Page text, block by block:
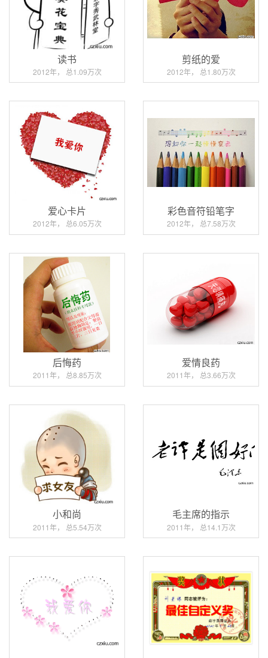
读书
2012年， 总1.09万次
剪纸的爱
2012年， 总1.80万次
爱心卡片
2012年， 总6.05万次
彩色音符铅笔字
2012年， 总7.58万次
后悔药
2011年， 总8.85万次
爱情良药
2011年， 总3.66万次
小和尚
2011年， 总5.54万次
毛主席的指示
2011年， 总14.1万次